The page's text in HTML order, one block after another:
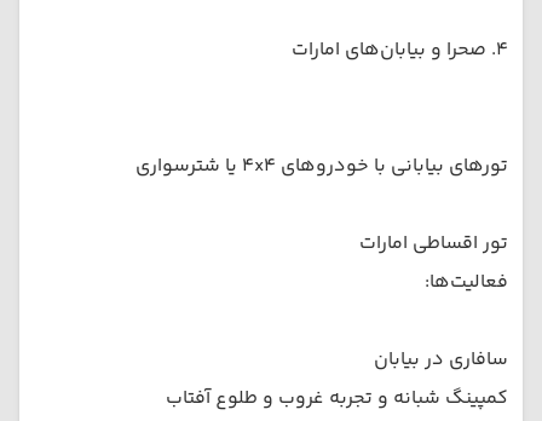
۴. صحرا و بیابان‌های امارات
تورهای بیابانی با خودروهای ۴x۴ یا شترسواری
تور اقساطی امارات
فعالیت‌ها:
سافاری در بیابان
کمپینگ شبانه و تجربه غروب و طلوع آفتاب